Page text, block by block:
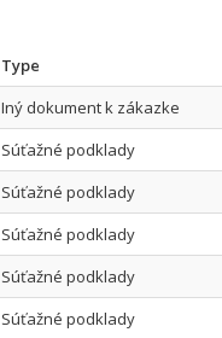
Type
Iný dokument k zákazke
Súťažné podklady
Súťažné podklady
Súťažné podklady
Súťažné podklady
Súťažné podklady